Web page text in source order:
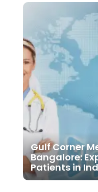
Gulf Corner
Bangalore:
Patients in